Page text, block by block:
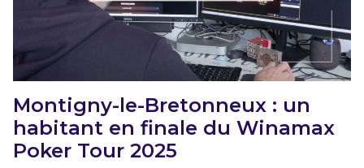
Montigny-le-Bretonneux : un
habitant en finale du Winamax
Poker Tour 2025